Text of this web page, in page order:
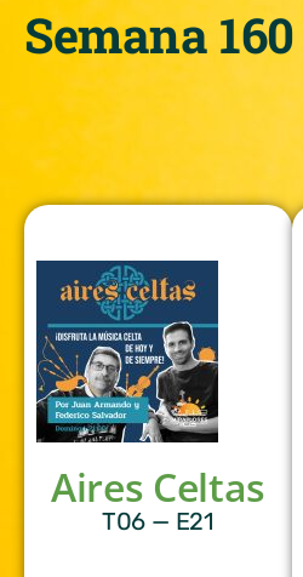
Semana
Aires Celtas
T06 — E21